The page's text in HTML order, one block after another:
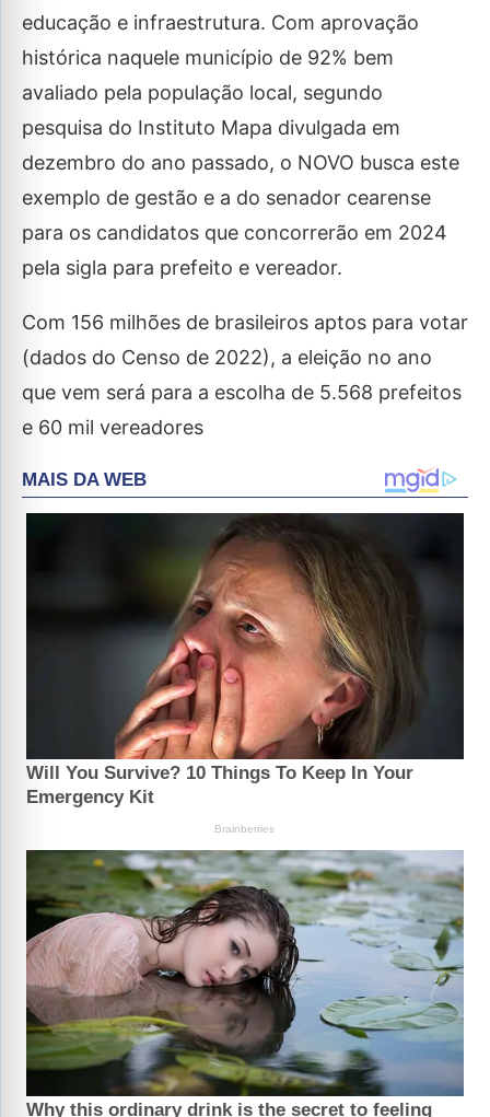
educação e infraestrutura. Com aprovação
histórica naquele município de 92% bem
avaliado pela população local, segundo
pesquisa do Instituto Mapa divulgada em
dezembro do ano passado, o NOVO busca este
exemplo de gestão e a do senador cearense
para os candidatos que concorrerão em 2024
pela sigla para prefeito e vereador.
Com 156 milhões de brasileiros aptos para votar
(dados do Censo de 2022), a eleição no ano
que vem será para a escolha de 5.568 prefeitos
e 60 mil vereadores